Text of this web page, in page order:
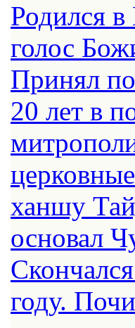
Родился
голос
Принял
20 лет в
ханшу
основал
году.